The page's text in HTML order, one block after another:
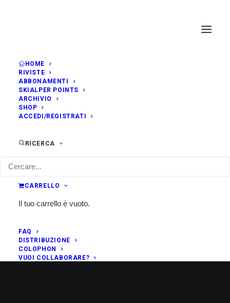
HOME
RIVISTE
ABBONAMENTI
SKIALPER POINTS
ARCHIVIO
SHOP
ACCEDI/REGISTRATI
RICERCA
CARRELLO
Il tuo carrello è vuoto.
FAQ
DISTRIBUZIONE
COLOPHON
VUOI COLLABORARE?